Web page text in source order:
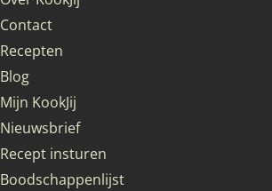
Contact
Recepten
Blog
Mijn KookJij
Nieuwsbrief
Recept insturen
Boodschappenlijst